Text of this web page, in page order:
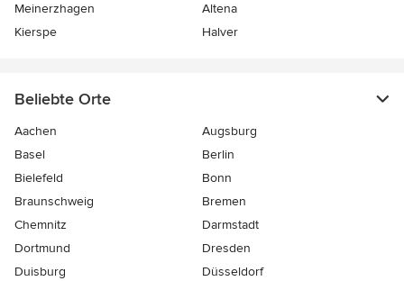
Meinerzhagen
Altena
Kierspe
Halver
Beliebte Orte
Aachen
Augsburg
Basel
Berlin
Bielefeld
Bonn
Braunschweig
Bremen
Chemnitz
Darmstadt
Dortmund
Dresden
Duisburg
Düsseldorf